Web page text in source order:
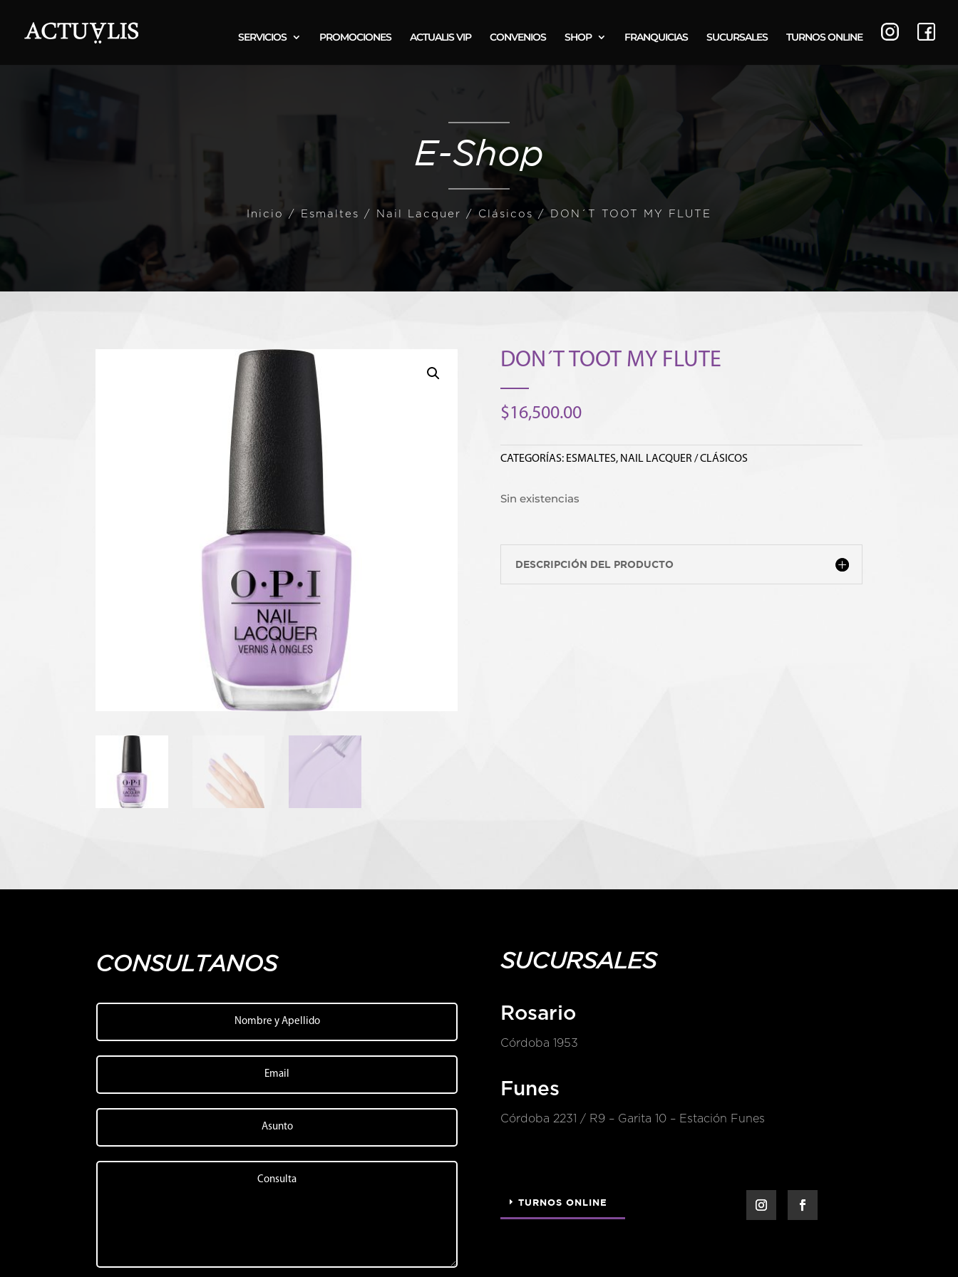
SERVICIOS PROMOCIONES ACTUALIS VIP CONVENIOS SHOP FRANQUICIAS SUCURSALES TURNOS ONLINE
E-Shop
Inicio /Esmaltes / Nail Lacquer / Clásicos / DON´T TOOT MY FLUTE
DON´T TOOT MY FLUTE
$16,500.00
CATEGORÍAS: ESMALTES, NAIL LACQUER / CLÁSICOS
Sin existencias
DESCRIPCIÓN DEL PRODUCTO
CONSULTANOS SUCURSALES
Rosario
Córdoba 1953
Funes
Córdoba 2231 / R9 – Garita 10 – Estación Funes
TURNOS ONLINE